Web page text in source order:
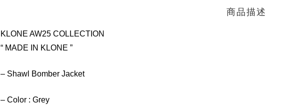
商品描述
KLONE AW25 COLLECTION
“ MADE IN KLONE ”
– Shawl Bomber Jacket
– Color : Grey